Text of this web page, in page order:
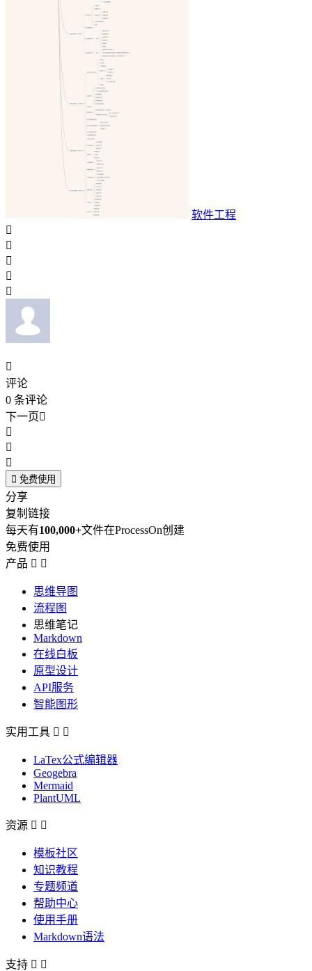
软件工程






评论
0 条评论
下一页



 免费使用
分享
复制链接
每天有100,000+文件在ProcessOn创建
免费使用
产品  
思维导图
流程图
思维笔记
Markdown
在线白板
原型设计
API服务
智能图形
实用工具  
LaTex公式编辑器
Geogebra
Mermaid
PlantUML
资源  
模板社区
知识教程
专题频道
帮助中心
使用手册
Markdown语法
支持  